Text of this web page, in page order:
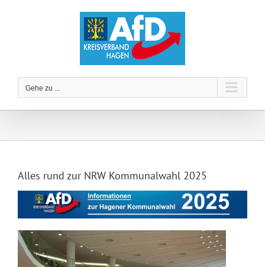
Gehe zu ...
Alles rund zur NRW Kommunalwahl 2025